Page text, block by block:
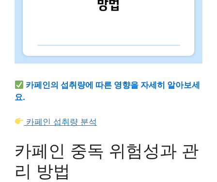
카페인의 섭취량에 따른 영향을 자세히 알아보세
요.
카페인 섭취량 분석
카페인 중독 위험성과 관
리 방법